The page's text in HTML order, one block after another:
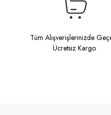
Tüm Alışverişlerinizde
Ücretsiz Kargo